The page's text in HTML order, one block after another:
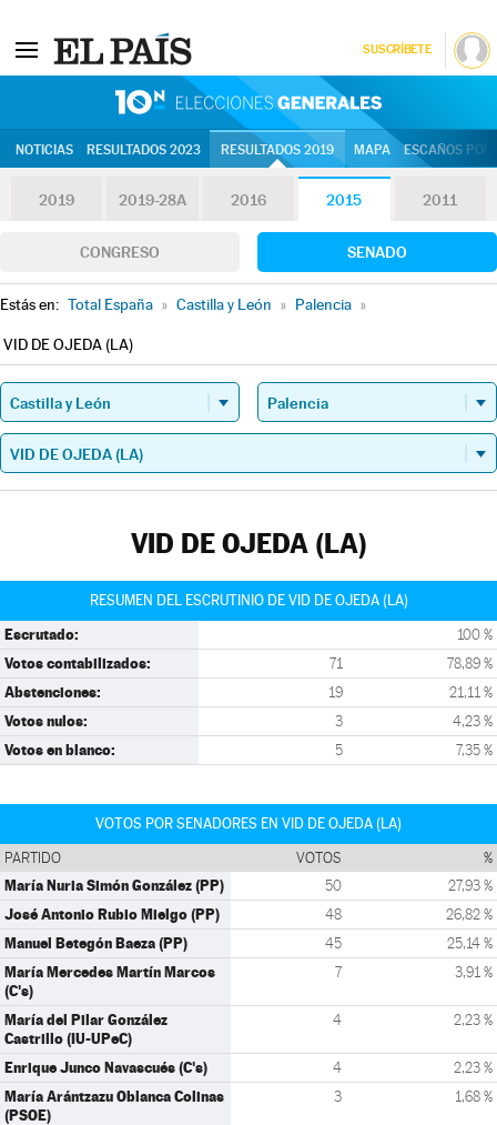
SUSCRÍBETE
NOTICIAS RESULTADOS 2023 RESULTADOS 2019 MAPA ESCAÑOS
2019 2019-28A 2016 2015 2011
CONGRESO SENADO
Estás en: Total España » Castilla y León » Palencia »
VID DE OJEDA (LA)
VID DE OJEDA (LA)
RESUMEN DEL ESCRUTINIO DE VID DE OJEDA (LA)
Escrutado: 100 %
Votos contabilizados: 71 78,89 %
Abstenciones: 19 21,11 %
Votos nulos: 3 4,23 %
Votos en blanco: 5 7,35 %
VOTOS POR SENADORES EN VID DE OJEDA (LA)
PARTIDO VOTOS %
María Nuria Simón González (PP) 50 27,93 %
José Antonio Rubio Mielgo (PP) 48 26,82 %
Manuel Betegón Baeza (PP) 45 25,14 %
María Mercedes Martín Marcos
(C's)
7 3,91 %
María del Pilar González
Castrillo (IU-UPeC)
4 2,23 %
Enrique Junco Navascués (C's) 4 2,23 %
María Arántzazu Oblanca Colinas
(PSOE)
3 1,68 %